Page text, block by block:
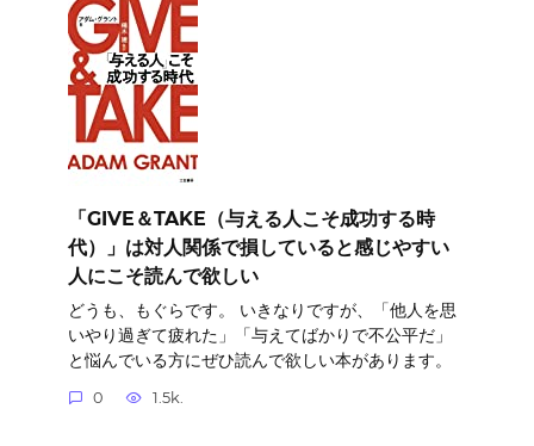
「GIVE＆TAKE（与える人こそ成功する時
代）」は対人関係で損していると感じやすい
人にこそ読んで欲しい
どうも、もぐらです。 いきなりですが、「他人を思
いやり過ぎて疲れた」「与えてばかりで不公平だ」
と悩んでいる方にぜひ読んで欲しい本があります。
0 1.5k.